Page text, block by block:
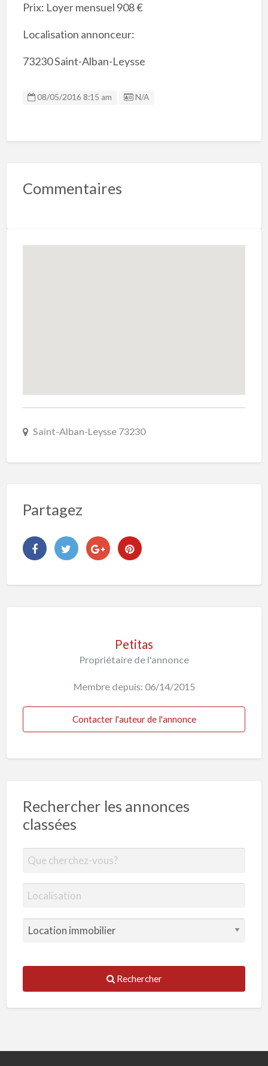
Prix: Loyer mensuel 908 €
Localisation annonceur:
73230 Saint-Alban-Leysse
08/05/2016 8:15 am Listing ID
N/A
Commentaires
Saint-Alban-Leysse 73230
Partagez
Petitas
Propriétaire de l'annonce
Membre depuis: 06/14/2015
Contacter l'auteur de l'annonce
Rechercher les annonces
classées
Rechercher